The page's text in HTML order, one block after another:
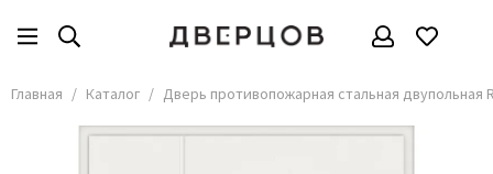
Главная Каталог Дверь противопожарная стальная двупольная